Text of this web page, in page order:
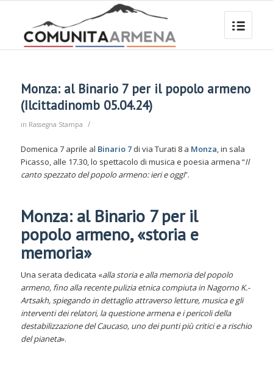
Monza: al Binario 7 per il popolo armeno
(Ilcittadinomb 05.04.24)
in Rassegna Stampa /
Domenica 7 aprile al Binario 7 di via Turati 8 a Monza, in sala
Picasso, alle 17.30, lo spettacolo di musica e poesia armena “Il
canto spezzato del popolo armeno: ieri e oggi”.
Monza: al Binario 7 per il
popolo armeno, «storia e
memoria»
Una serata dedicata «alla storia e alla memoria del popolo
armeno, fino alla recente pulizia etnica compiuta in Nagorno K.-
Artsakh, spiegando in dettaglio attraverso letture, musica e gli
interventi dei relatori, la questione armena e i pericoli della
destabilizzazione del Caucaso, uno dei punti più critici e a rischio
del pianeta».